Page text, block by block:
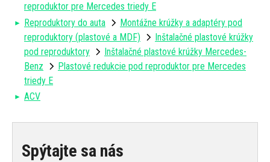
reproduktor pre Mercedes triedy E
Reproduktory do auta
Montážne krúžky a adaptéry pod
reproduktory (plastové a MDF)
Inštalačné plastové krúžky
pod reproduktory
Inštalačné plastové krúžky Mercedes-
Benz
Plastové redukcie pod reproduktor pre Mercedes
triedy E
ACV
Spýtajte sa nás